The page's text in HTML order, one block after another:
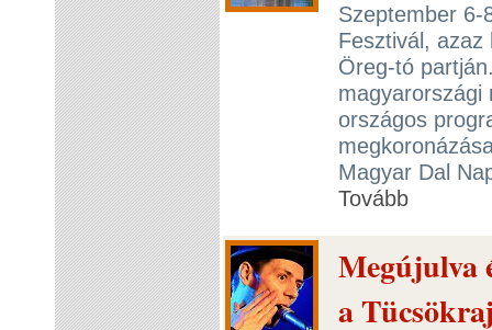
Szeptember 6-
Fesztivál,
Öreg-tó
magyarországi
országos
Magyar Dal
Tovább
Megújulva
a